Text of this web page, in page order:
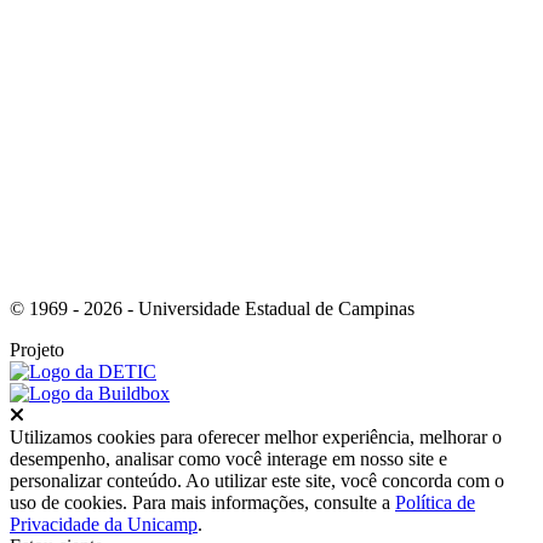
© 1969 - 2026 - Universidade Estadual de Campinas
Projeto
Utilizamos cookies para oferecer melhor experiência, melhorar o
desempenho, analisar como você interage em nosso site e
personalizar conteúdo. Ao utilizar este site, você concorda com o
uso de cookies. Para mais informações, consulte a Política de
Privacidade da Unicamp.